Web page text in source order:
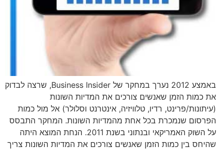
באמצע 2012 נערך במחקר של Business Insider, שרצה לבדוק
את כמות הזמן שאנשים צורכים את המדיות השונות
(עיתונות/פרינט, רדיו, טלוויזיה, אינטרנט וסלולר) אל מול כמות
הפרסום שנמכרת בכל אחת מהמדיות השונות. המחקר התבסס
על השוק האמריקאי ובנתוני בשנת 2011. הנחת המוצא היתה
שהיחס בין כמות הזמן שאנשים צורכים את המדיות השונות צריך